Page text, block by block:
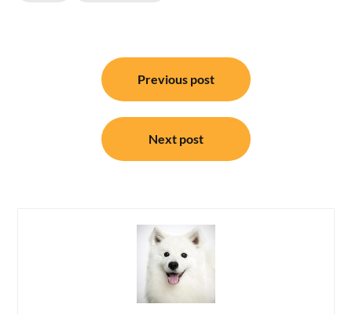
Previous post
Next post